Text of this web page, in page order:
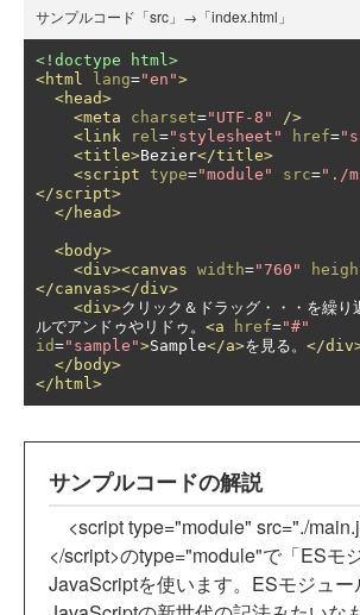
サンプルコード「src」→「index.html」
<!doctype html>
<html
lang="en">
<head>
<meta
charset="UTF-8"
/>
<link
rel="stylesheet" href=
<title>Bezier</title>
<script type="module" src="./
</script>
</head>
<body>
<div><canvas width="760"
</canvas></div>
<div>クリック＆ドラッグ・・・を繰り
ルでアンドゥやリドゥ。 <a href="#"
id="sample">Sample</a>を見る。 </
</body>
</html>
サンプルコードの解説
<script type="module" src="./
</script>のtype="module"で「ESモ
JavaScriptを使います。ESモジュー